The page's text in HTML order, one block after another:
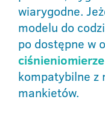
wiarygodne.
modelu do
po dostępne w
kompatybilne z
mankietów.